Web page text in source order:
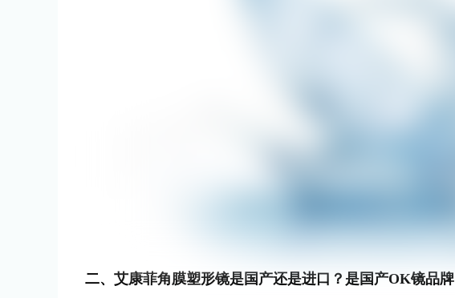
二、艾康菲角膜塑形镜是国产还是进口？是国产OK镜品牌